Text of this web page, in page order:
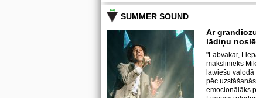
SUMMER SOUND
Ar
lādiņu
"Labvakar,
mākslinieks
latviešu
pēc
emocionālāks